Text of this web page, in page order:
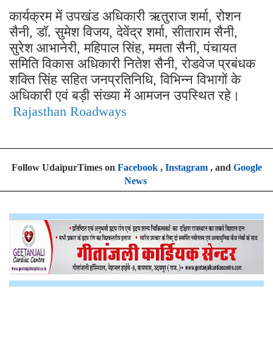
कार्यक्रम में उपखंड अधिकारी ऋतुराज शर्मा,रोशन
सैनी,डॉ. सुमेश विजय,देवेंद्र शर्मा,सीताराम सैनी,
सुरेश आभानेरी,महिपाल सिंह,ममता सैनी,पंचायत
समिति विकास अधिकारी नितेश सैनी,रोडवेज प्रबंधक
शक्ति सिंह सहित जनप्रतिनिधि,विभिन्न विभागों के
अधिकारी एवं बड़ी संख्या में आमजन उपस्थित रहे।
Rajasthan Roadways
Follow UdaipurTimes on Facebook, Instagram, and Google
News